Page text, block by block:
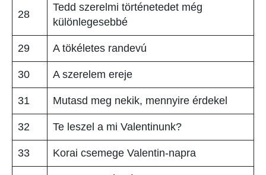
28
Tedd szerelmi történetedet még
különlegesebbé
29 A tökéletes randevú
30 A szerelem ereje
31 Mutasd meg nekik, mennyire érdekel
32 Te leszel a mi Valentinunk?
33 Korai csemege Valentin-napra